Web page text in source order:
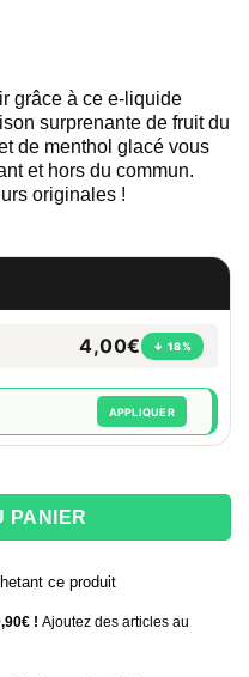
grâce à ce e-liquide
surprenante de fruit du
de menthol glacé vous
et hors du commun.
originales !
4,00€ ↓ 18%
APPLIQUER
Dragon Blue Gum Ice –
PANIER
ce produit
! Ajoutez des articles au